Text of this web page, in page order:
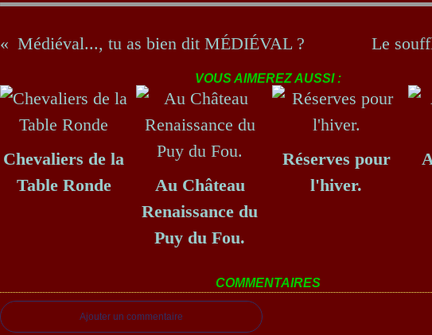
Médiéval..., tu as bien dit MÉDIÉVAL ? Le
VOUS AIMEREZ AUSSI :
Chevaliers de la
Table Ronde
Au Château
Renaissance du
Puy du Fou.
Réserves pour
l'hiver.
COMMENTAIRES
Ajouter un commentaire